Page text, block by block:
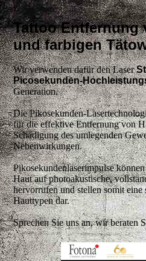
Tattoo Entfernung
und farbigen
Wir verwenden dafür den Laser
Picosekunden-
Generation.
Die Pikosekunden-
für die effektive Entfernung von
Schädigung des umlegenden
Nebenwirkungen.
Pikosekundenlaserimpulse
Haut auf photoakustische,
hervorrufen und stellen somit
Hauttypen dar.
Sprechen Sie uns an, wir beraten